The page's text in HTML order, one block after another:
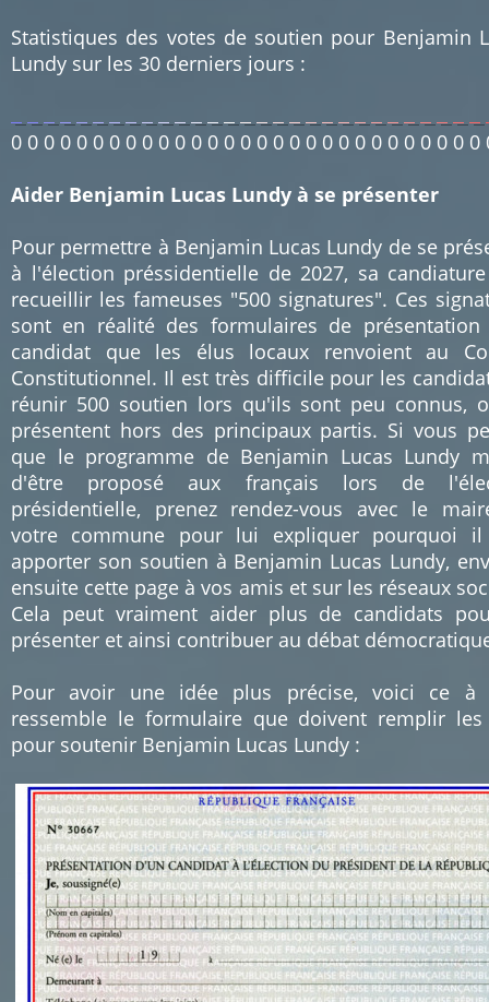
Statistiques des votes de soutien pour Benjamin
Lundy sur les 30 derniers jours :
0 0 0 0 0 0 0 0 0 0 0 0 0 0 0 0 0 0 0 0 0 0 0 0 0 0 0 0 0
Aider Benjamin Lucas Lundy à se présenter
Pour permettre à Benjamin Lucas Lundy de se
à l'élection préssidentielle de 2027, sa
recueillir les fameuses "500 signatures". Ces
sont en réalité des formulaires de présentation
candidat que les élus locaux renvoient au
Constitutionnel. Il est très difficile pour les
réunir 500 soutien lors qu'ils sont peu connus,
présentent hors des principaux partis. Si vous
que le programme de Benjamin Lucas Lundy
d'être proposé aux français lors de
présidentielle, prenez rendez-vous avec le
votre commune pour lui expliquer pourquoi
apporter son soutien à Benjamin Lucas Lundy,
ensuite cette page à vos amis et sur les réseaux
Cela peut vraiment aider plus de candidats
présenter et ainsi contribuer au débat
Pour avoir une idée plus précise, voici ce à
ressemble le formulaire que doivent remplir les
pour soutenir Benjamin Lucas Lundy :